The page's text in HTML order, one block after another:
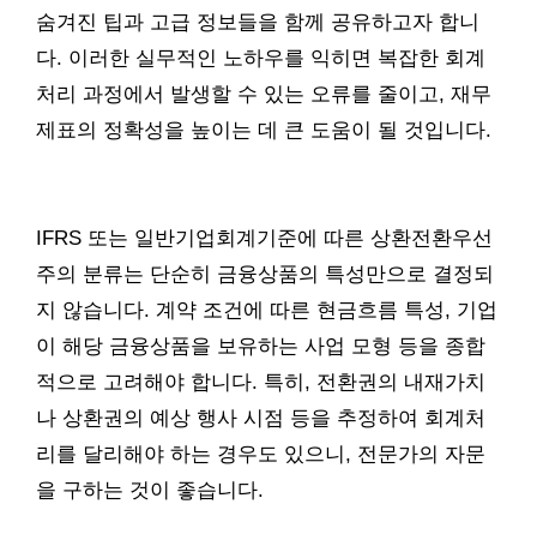
숨겨진 팁과 고급 정보들을 함께 공유하고자 합니
다. 이러한 실무적인 노하우를 익히면 복잡한 회계
처리 과정에서 발생할 수 있는 오류를 줄이고, 재무
제표의 정확성을 높이는 데 큰 도움이 될 것입니다.
IFRS 또는 일반기업회계기준에 따른 상환전환우선
주의 분류는 단순히 금융상품의 특성만으로 결정되
지 않습니다. 계약 조건에 따른 현금흐름 특성, 기업
이 해당 금융상품을 보유하는 사업 모형 등을 종합
적으로 고려해야 합니다. 특히, 전환권의 내재가치
나 상환권의 예상 행사 시점 등을 추정하여 회계처
리를 달리해야 하는 경우도 있으니, 전문가의 자문
을 구하는 것이 좋습니다.